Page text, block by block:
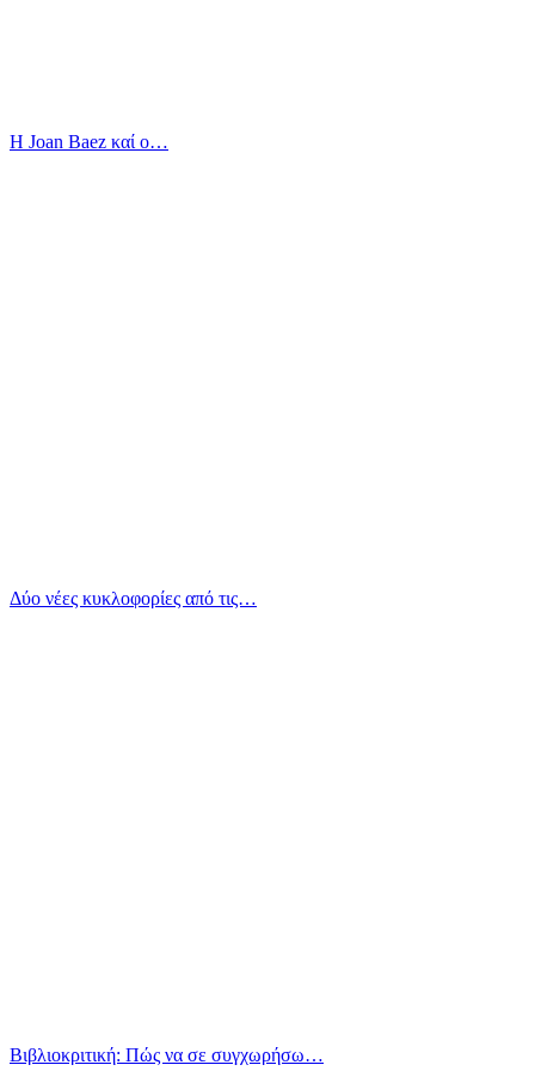
Η Joan Baez καί ο…
Δύο νέες κυκλοφορίες από τις…
Βιβλιοκριτική: Πώς να σε συγχωρήσω…